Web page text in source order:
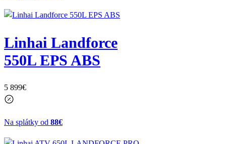
Linhai Landforce
550L EPS ABS
5 899€
Na splátky od 88€